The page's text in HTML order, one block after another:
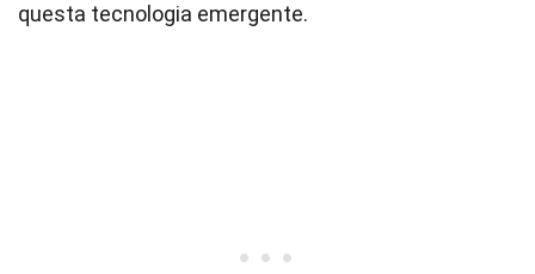
questa tecnologia emergente.